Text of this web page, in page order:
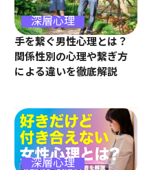
深層心理
手を繋ぐ男性心理とは？
関係性別の心理や繋ぎ方
による違いを徹底解説
深層心理